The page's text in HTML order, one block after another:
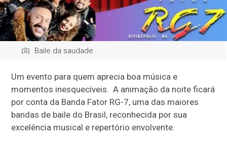
Baile da saudade
Um evento para quem aprecia boa música e
momentos inesquecíveis. A animação da noite ficará
por conta da Banda Fator RG-7, uma das maiores
bandas de baile do Brasil, reconhecida por sua
excelência musical e repertório envolvente.